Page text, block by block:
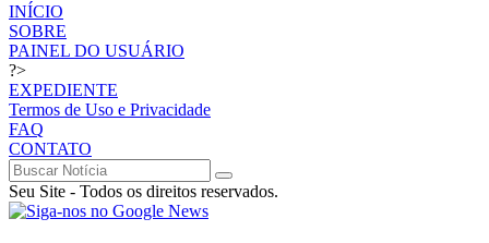
INÍCIO
SOBRE
PAINEL DO USUÁRIO
?>
EXPEDIENTE
Termos de Uso e Privacidade
FAQ
CONTATO
Seu Site - Todos os direitos reservados.